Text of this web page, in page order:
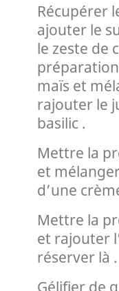
Récupérer
ajouter le
le zeste de
maïs et
rajouter le
basilic .
Mettre la
et
d’une
Mettre la
et rajouter
réserver là .
Gélifier de